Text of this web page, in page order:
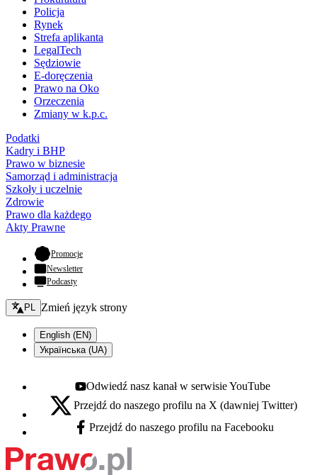
Policja
Rynek
Strefa aplikanta
LegalTech
Sędziowie
E-doręczenia
Prawo na Oko
Orzeczenia
Zmiany w k.p.c.
Podatki
Kadry i BHP
Prawo w biznesie
Samorząd i administracja
Szkoły i uczelnie
Zdrowie
Prawo dla każdego
Akty Prawne
Promocje- otwiera się w nowej karcie
Newsletter
Podcasty
Zmień język - bieżący:
PL Zmień język strony
English (EN)
Українська (UA)
Youtube - otwiera się w nowej karcie
Odwiedź nasz kanał w serwisie YouTube
X - otwiera się w nowej karcie
Przejdź do naszego profilu na X (dawniej Twitter)
Facebook - otwiera się w nowej karcie
Przejdź do naszego profilu na Facebooku